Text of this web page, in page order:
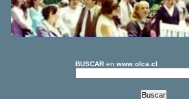
BUSCAR en www.olca.cl